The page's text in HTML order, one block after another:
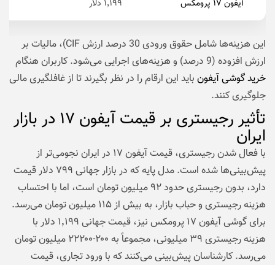
آیفون ۱۷ پرومکس ۱٬۱۹۹ دلار
این هزینه‌ها شامل حقوق ورودی 30 درصد ارزش CIF)، مالیات بر
ارزش افزوده (9 درصد) و هزینه‌های اجرایی می‌شود. کاربران هنگام
خرید گوشی آیفون باید این ارقام را در نظر بگیرند تا از غافلگیری مالی
جلوگیری کنند.
تأثیر رجیستری بر قیمت آیفون ۱۷ در بازار
ایران
با فعال شدن رجیستری، قیمت آیفون ۱۷ در ایران نجومی‌تر از
پیش‌بینی‌ها شده است. مدل پایه که در بازار جهانی ۷۹۹ دلار قیمت
دارد، بدون رجیستری حدود ۹۲ میلیون تومان است، اما با احتساب
هزینه رجیستری و حباب بازار، به بیش از ۱۱۵ میلیون تومان می‌رسد.
برای گوشی آیفون ۱۷ پرومکس نیز، قیمت جهانی ۱٬۱۹۹ دلار با
هزینه رجیستری ۳۹ میلیونی، مجموعاً به ۲۰۰-۲۲۲۰۰ میلیون تومان
می‌رسد. کارشناسان پیش‌بینی می‌کنند که با ورود تجاری، قیمت